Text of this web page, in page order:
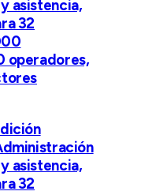
asistencia,
32
operadores,
asistencia,
32